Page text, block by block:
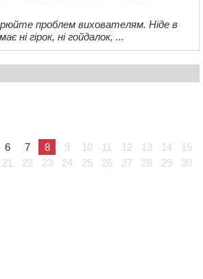
проблем вихователям. Ніде в
ні гірок, ні гойдалок, ...
6 7 8 9 10 11 12 13 14
15
21 22 23 24 25 26 27 28 29
30